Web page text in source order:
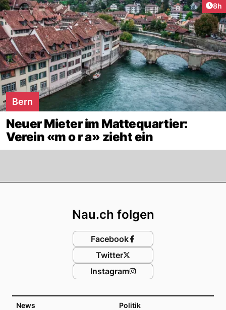
8h
Bern
Neuer Mieter im Mattequartier:
Verein «m o r a» zieht ein
News Politik
Nau.ch folgen
Facebook
Twitter
Instagram